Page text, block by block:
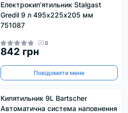
Електрокип'ятильник Stalgast
Gredil 9 л 495х225х205 мм
751087
0
842 грн
Повідомити мене
Кипятильник 9L Bartscher
Автоматична система наповнення